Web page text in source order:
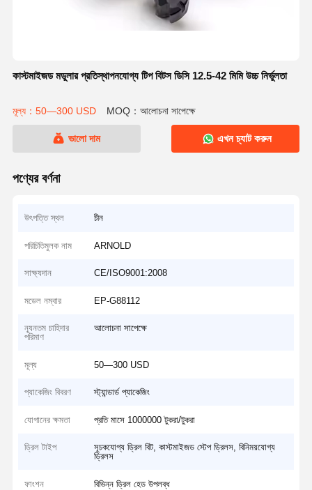
কাস্টমাইজড মডুলার প্রতিস্থাপনযোগ্য টিপ বিটস ডিসি 12.5-42 মিমি উচ্চ নির্ভুলতা
মূল্য：50—300 USD MOQ：আলোচনা সাপেক্ষে
ভালো দাম এখন চ্যাট করুন
পণ্যের বর্ণনা
উৎপত্তি স্থল চীন
পরিচিতিমুলক নাম ARNOLD
সাক্ষ্যদান CE/ISO9001:2008
মডেল নম্বার EP-G88112
ন্যূনতম চাহিদার
পরিমাণ
আলোচনা সাপেক্ষে
মূল্য 50—300 USD
প্যাকেজিং বিবরণ স্ট্যান্ডার্ড প্যাকেজিং
যোগানের ক্ষমতা প্রতি মাসে 1000000 টুকরা/টুকরা
ড্রিল টাইপ
সূচকযোগ্য ড্রিল বিট, কাস্টমাইজড স্টেপ ড্রিলস, বিনিময়যোগ্য
ড্রিলস
ফাংশন বিভিন্ন ড্রিল হেড উপলব্ধ